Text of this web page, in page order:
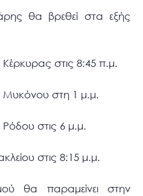
θα βρεθεί στα εξής
στις 8:45 π.μ.
στη 1 μ.μ.
στις 6 μ.μ.
στις 8:15 μ.μ.
θα παραμείνει στην